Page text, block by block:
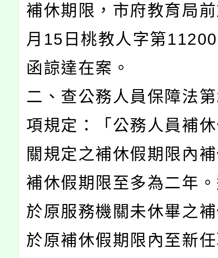
補休期限，市府教育局
月15日桃教人字第
函諒達在案。
二、查公務人員保障法
項規定：「公務人員補
關規定之補休假期限內
補休假期限至多為二年
於原服務機關未休畢之
於原補休假期限內至新